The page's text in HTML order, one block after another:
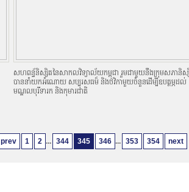
សហពន្ធ័និស្សិតនៃសាកលវិទ្យាល័យកម្ពុជា រួមជាមួយនឹងក្រុមសភានិស្
បាននាំយកអំណោយ សប្បុរសធម៏ និងថវិកាមួយចំនួនដើម្បីឧបត្ថម្ភដល់
មណ្ឌលបុរីទារក និងកុមារជាតិ
prev 1 2 ... 344 345 346 ... 353 354 next